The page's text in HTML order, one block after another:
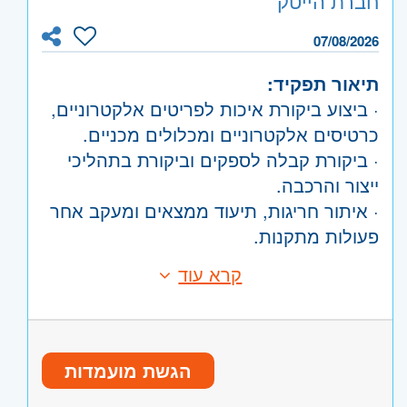
העין, הרצליה ורמת השרון
ירושלים- יהודה ושומרון07/08/2026
תיאור תפקיד:
· ביצוע ביקורת איכות לפריטים אלקטרוניים,
כרטיסים אלקטרוניים ומכלולים מכניים.
· ביקורת קבלה לספקים וביקורת בתהליכי
ייצור והרכבה.
· איתור חריגות, תיעוד ממצאים ומעקב אחר
פעולות מתקנות.
והרכש לצורך הבטחת איכות המוצרים.
איכות לכרטיסים אלקטרוניים ופריטי
· יכולת קריאה והבנה של שרטוטים ומסמכים
קרא עוד
הגשת מועמדות